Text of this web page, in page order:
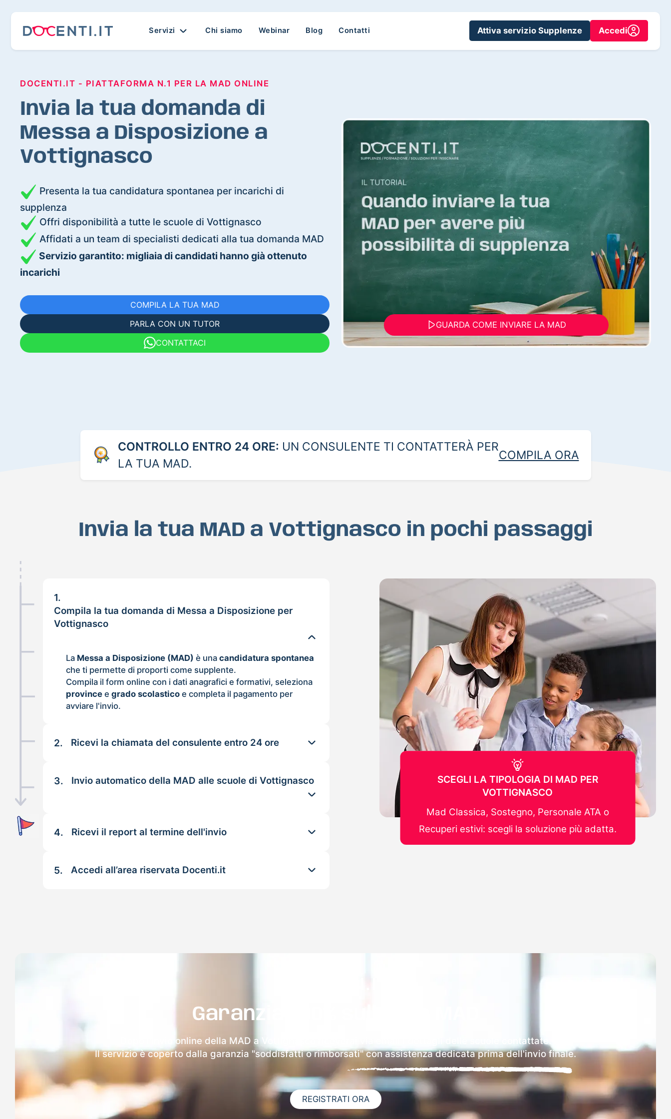
Servizi Chi siamo Webinar Blog Contatti Attiva servizio Supplenze Accedi
DOCENTI.IT - PIATTAFORMA N.1 PER LA MAD ONLINE
Invia la tua domanda di
Messa a Disposizione a
Vottignasco
Presenta la tua candidatura spontanea per incarichi di
supplenza
Offri disponibilità a tutte le scuole di Vottignasco
Affidati a un team di specialisti dedicati alla tua domanda MAD
Servizio garantito: migliaia di candidati hanno già ottenuto
incarichi
COMPILA LA TUA MAD
PARLA CON UN TUTOR
CONTATTACI
GUARDA COME INVIARE LA MAD
CONTROLLO ENTRO 24 ORE: UN CONSULENTE TI CONTATTERÀ PER
LA TUA MAD.
COMPILA ORA
Invia la tua MAD a Vottignasco in pochi passaggi
1.
Compila la tua domanda di Messa a Disposizione per
Vottignasco
La Messa a Disposizione (MAD) è unacandidatura spontanea
che ti permette di proporti come supplente.
Compila il form online con i dati anagrafici e formativi, seleziona
province egrado scolastico e completa il pagamento per
avviare l'invio.
2. Ricevi la chiamata del consulente entro 24 ore
3. Invio automatico della MAD alle scuole di Vottignasco
4. Ricevi il report al termine dell'invio
5. Accedi all’area riservata Docenti.it
SCEGLI LA TIPOLOGIA DI MAD PER
VOTTIGNASCO
Mad Classica, Sostegno, Personale ATA o
Recuperi estivi: scegli la soluzione più adatta.
Garanzia 100% sulla tua MAD
Dopo l'invio online della MAD a Vottignasco riceverai via email i dettagli delle scuole contattate.
Il servizio è coperto dalla garanzia "soddisfatti o rimborsati" con assistenza dedicata prima dell'invio finale.
REGISTRATI ORA